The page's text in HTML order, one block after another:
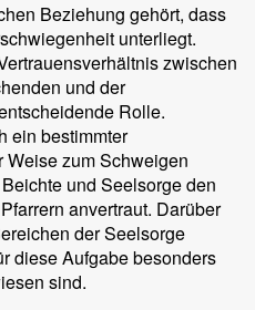
Beziehung gehört, dass
unterliegt.
zwischen
und der
Rolle.
ein bestimmter
zum Schweigen
und Seelsorge den
anvertraut. Darüber
der Seelsorge
diese Aufgabe besonders
sind.